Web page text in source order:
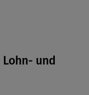
Lohn- und